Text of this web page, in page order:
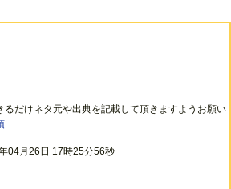
るだけネタ元や出典を記載して頂きますようお願い
04月26日 17時25分56秒